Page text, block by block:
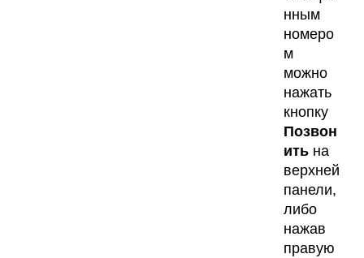
нным
номеро
м
можно
нажать
кнопку
Позвон
ить на
верхней
панели,
либо
нажав
правую